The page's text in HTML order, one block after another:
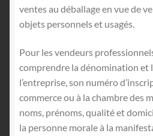
ventes au déballage en vue de
objets personnels et usagés.
Pour les vendeurs
comprendre la dénomination et
l’entreprise, son numéro
commerce ou à la chambre des
noms, prénoms, qualité et
la personne morale à la